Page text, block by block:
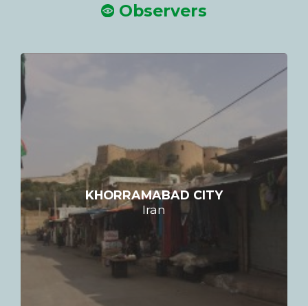
Observers
KHORRAMABAD CITY
Iran